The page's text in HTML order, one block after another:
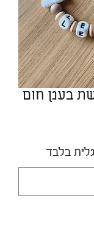
בענן חום